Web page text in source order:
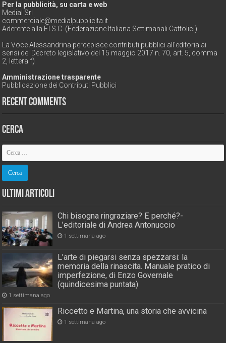
Per la pubblicità, su carta e web
Medial Srl
commerciale@medialpubblicita.it
Aderente alla F.I.S.C. (Federazione Italiana Settimanali Cattolici)
La Voce Alessandrina percepisce contributi pubblici all'editoria ai
sensi del Decreto legislativo del 15 maggio 2017 n. 70, art. 5, comma
2, lettera f)
Amministrazione trasparente
Pubblicazione dei Contributi Pubblici
Recent Comments
Cerca
Ultimi Articoli
Chi bisogna ringraziare? E perché?-
L’editoriale di Andrea Antonuccio
1 settimana ago
L’arte di piegarsi senza spezzarsi: la
memoria della rinascita. Manuale pratico di
imperfezione, di Enzo Governale
(quindicesima puntata)
1 settimana ago
Riccetto e Martina, una storia che avvicina
1 settimana ago